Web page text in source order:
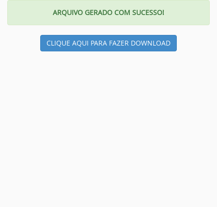
ARQUIVO GERADO COM SUCESSO!
CLIQUE AQUI PARA FAZER DOWNLOAD